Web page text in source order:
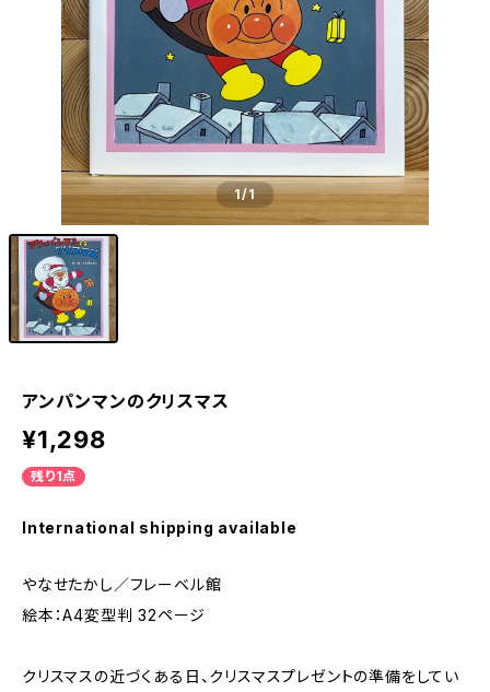
1/1
アンパンマンのクリスマス
¥1,298
残り1点
International shipping available
やなせたかし／フレーベル館
絵本：A4変型判 32ページ
クリスマスの近づくある日、クリスマスプレゼントの準備をしてい